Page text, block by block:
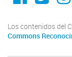
Los contenidos del
Commons